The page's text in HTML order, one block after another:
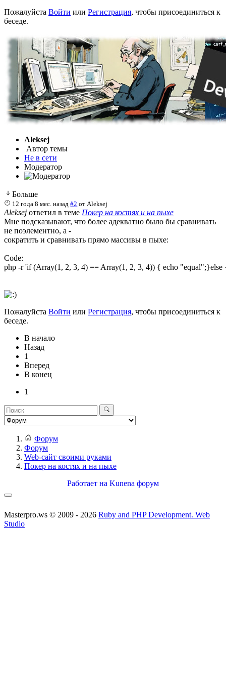
Пожалуйста Войти или Регистрация, чтобы присоединиться к
беседе.
Aleksej
Автор темы
Не в сети
Модератор
Больше
12 года 8 мес. назад #2 отAleksej
Aleksej ответил в теме Покер на костях и на пыхе
Мне подсказывают, что более адекватно было бы сравнивать
не поэлементно, а -
сократить и сравнивать прямо массивы в пыхе:
Code:
php -r 'if (Array(1, 2, 3, 4) == Array(1, 2, 3, 4)) { echo
Пожалуйста Войти или Регистрация, чтобы присоединиться к
беседе.
В начало
Назад
1
Вперед
В конец
1
Форум
Форум
Web-сайт своими руками
Покер на костях и на пыхе
Работает на Kunena форум
Masterpro.ws © 2009 - 2026 Ruby and PHP Development. Web
Studio